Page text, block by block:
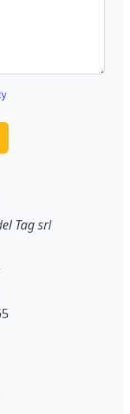
Tag srl